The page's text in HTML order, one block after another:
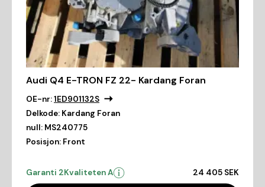
Audi Q4 E-TRON FZ 22- Kardang Foran
OE-nr:1ED901132S
Delkode: Kardang Foran
null: MS240775
Posisjon: Front
Garanti 2Kvaliteten A 24 405 SEK